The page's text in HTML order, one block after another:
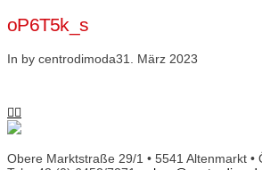
oP6T5k_s
In by centrodimoda31. März 2023
Obere Marktstraße 29/1 • 5541 Altenmarkt •